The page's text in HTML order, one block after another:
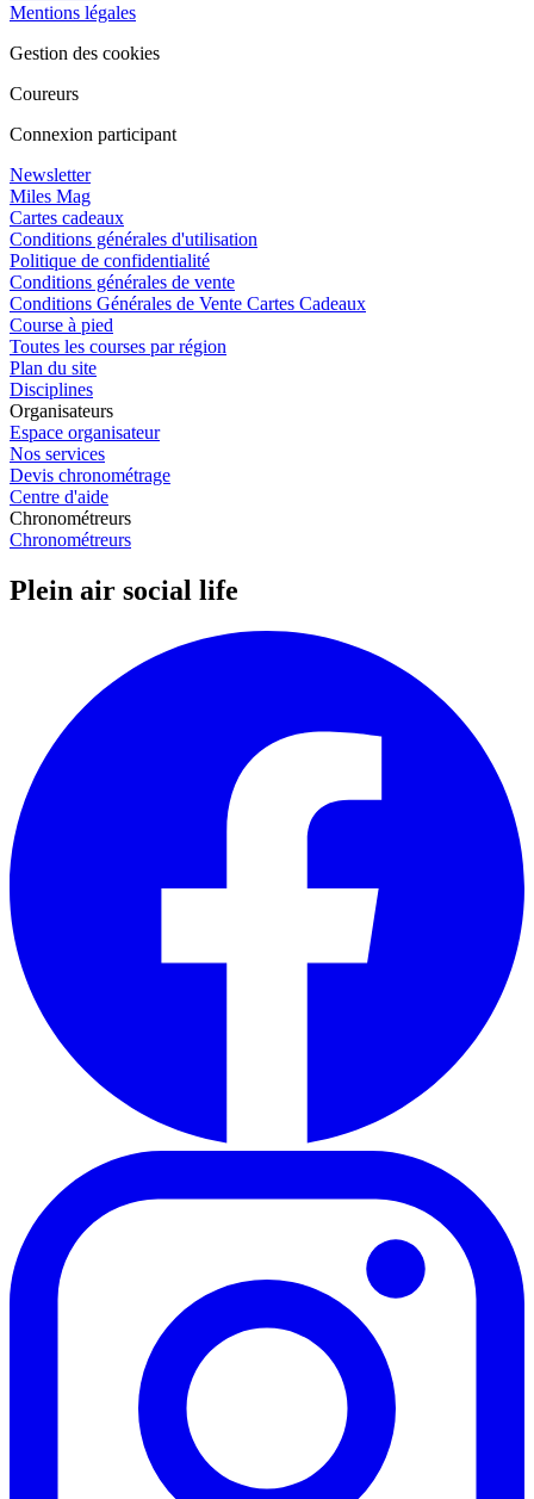
Mentions légales
Gestion des cookies
Coureurs
Connexion participant
Newsletter
Miles Mag
Cartes cadeaux
Conditions générales d'utilisation
Politique de confidentialité
Conditions générales de vente
Conditions Générales de Vente Cartes Cadeaux
Course à pied
Toutes les courses par région
Plan du site
Disciplines
Organisateurs
Espace organisateur
Nos services
Devis chronométrage
Centre d'aide
Chronométreurs
Chronométreurs
Plein air social life